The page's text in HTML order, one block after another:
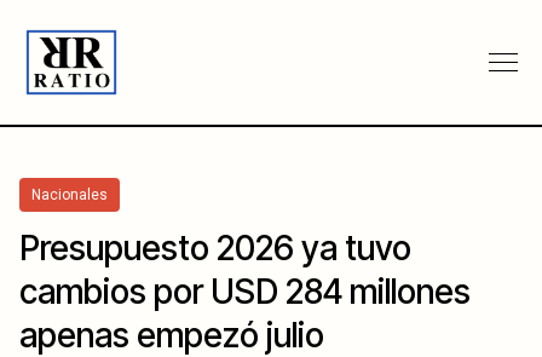
Nacionales
Presupuesto 2026 ya tuvo
cambios por USD 284 millones
apenas empezó julio